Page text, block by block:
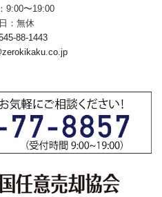
9:00〜19:00
：無休
88-1443